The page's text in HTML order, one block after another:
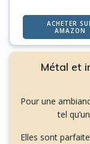
ACHETER
AMAZON
Métal et
Pour une
tel
Elles sont